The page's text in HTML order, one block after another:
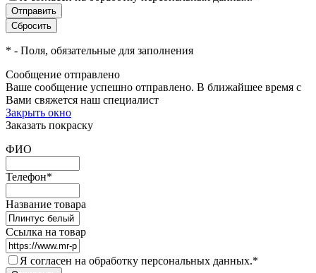
* - Поля, обязательные для заполнения
Сообщение отправлено
Ваше сообщение успешно отправлено. В ближайшее время с
Вами свяжется наш специалист
Закрыть окно
Заказать покраску
ФИО
Телефон*
Название товара
Ссылка на товар
Я согласен на обработку персональных данных.*